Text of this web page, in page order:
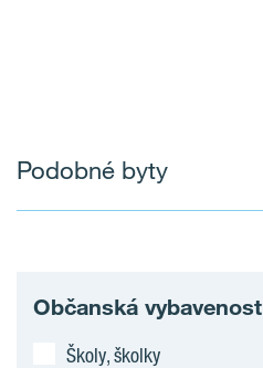
Podobné byty
Občanská vybavenost
Školy, školky